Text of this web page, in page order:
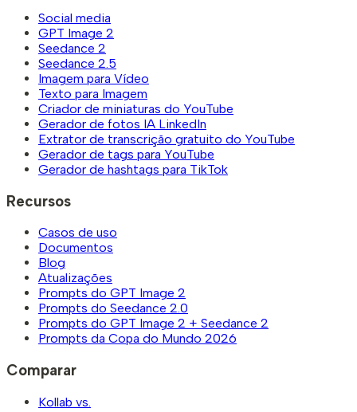
Social media
GPT Image 2
Seedance 2
Seedance 2.5
Imagem para Vídeo
Texto para Imagem
Criador de miniaturas do YouTube
Gerador de fotos IA LinkedIn
Extrator de transcrição gratuito do YouTube
Gerador de tags para YouTube
Gerador de hashtags para TikTok
Recursos
Casos de uso
Documentos
Blog
Atualizações
Prompts do GPT Image 2
Prompts do Seedance 2.0
Prompts do GPT Image 2 + Seedance 2
Prompts da Copa do Mundo 2026
Comparar
Kollab vs.